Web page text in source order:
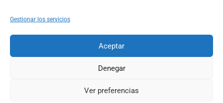
Gestionar los servicios
Aceptar
Denegar
Ver preferencias
© 2026 Bikepa. Todos los derechos reservados.